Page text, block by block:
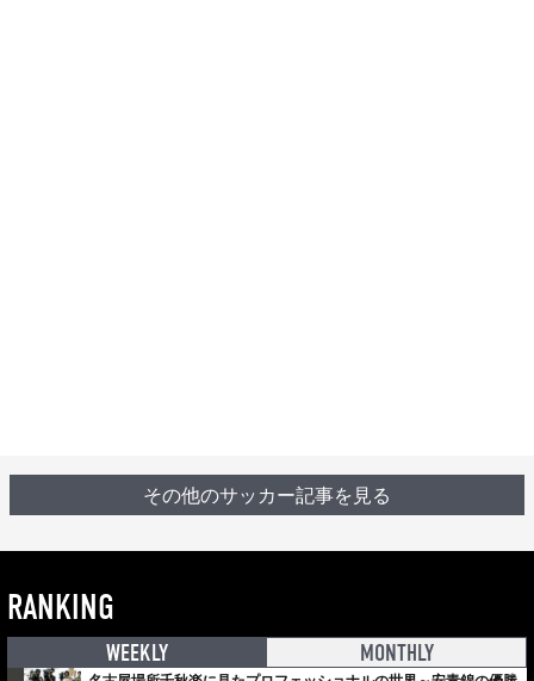
その他のサッカー記事を見る
RANKING
WEEKLY MONTHLY